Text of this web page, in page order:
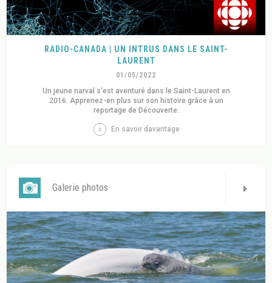
RADIO-CANADA | UN INTRUS DANS LE SAINT-
LAURENT
01/05/2022
Un jeune narval s’est aventuré dans le Saint-Laurent en
2016. Apprenez-en plus sur son histoire grâce à un
reportage de Découverte.
En savoir davantage
Galerie photos